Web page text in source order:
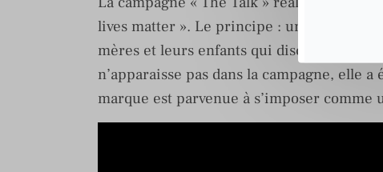
lives matter ». Le principe : une série de
mères et leurs enfants qui discutent du
n’apparaisse pas dans la campagne, elle
marque est parvenue à s’imposer comme